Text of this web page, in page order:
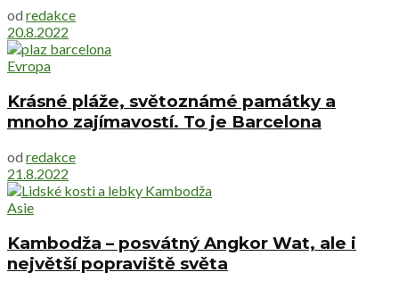
od redakce
20.8.2022
Evropa
Krásné pláže, světoznámé památky a
mnoho zajímavostí. To je Barcelona
od redakce
21.8.2022
Asie
Kambodža – posvátný Angkor Wat, ale i
největší popraviště světa